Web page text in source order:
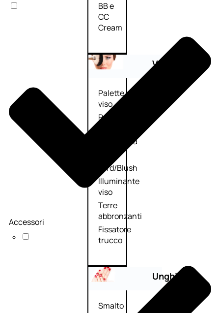
BB e
CC
Cream
Viso
Palette
viso
Primer
Fondotinta
Cipria
Fard/Blush
Illuminante
viso
Terre
abbronzanti
Fissatore
trucco
Unghie
Smalto
Accessori